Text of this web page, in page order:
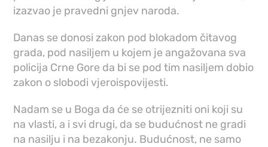
izazvao je pravedni gnjev naroda.
Danas se donosi zakon pod blokadom čitavog
grada, pod nasiljem u kojem je angažovana sva
policija Crne Gore da bi se pod tim nasiljem dobio
zakon o slobodi vjeroispovijesti.
Nadam se u Boga da će se otrijezniti oni koji su
na vlasti, a i svi drugi, da se budućnost ne gradi
na nasilju i na bezakonju. Budućnost, ne samo